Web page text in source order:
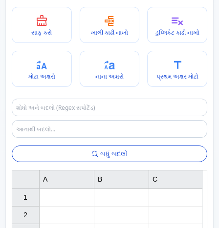
સાફ કરો ખાલી કાઢી નાખો ડુપ્લિકેટ કાઢી નાખો
મોટા અક્ષરો નાના અક્ષરો પ્રથમ અક્ષર મોટો
બધું બદલો
1
2
A B C